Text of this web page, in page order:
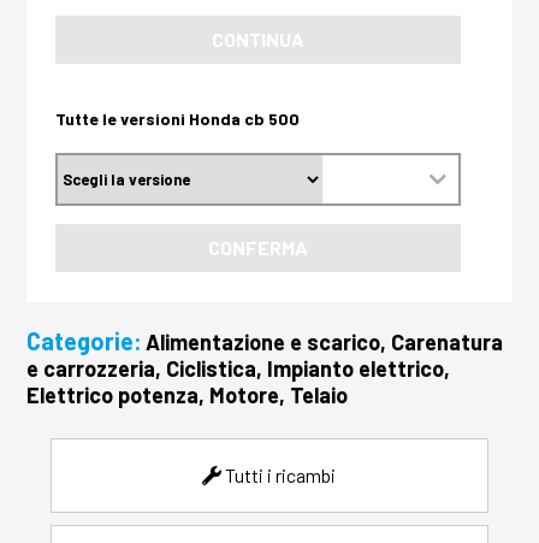
CONTINUA
Tutte le versioni Honda cb 500
CONFERMA
Categorie: Alimentazione e scarico, Carenatura
e carrozzeria, Ciclistica, Impianto elettrico,
Elettrico potenza, Motore, Telaio
Tutti i ricambi